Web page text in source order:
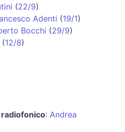
(22/9)
Adenti (19/1)
Bocchi (29/9)
(12/8)
: Andrea